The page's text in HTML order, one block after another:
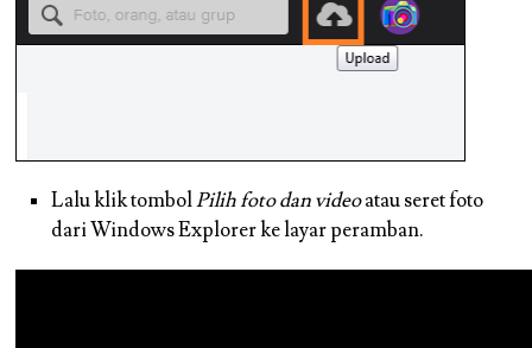
Lalu klik tombolPilih foto dan videoatau seret foto
dari Windows Explorer ke layar peramban.